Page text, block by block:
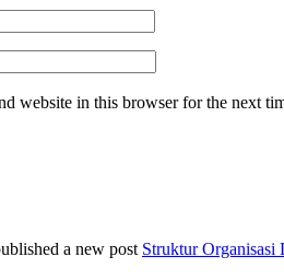
website in this browser for the next
a new post Struktur